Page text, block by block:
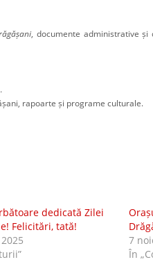
, documente administrative
rapoarte și programe culturale.
dedicată Zilei
Felicitări, tată!
7
În